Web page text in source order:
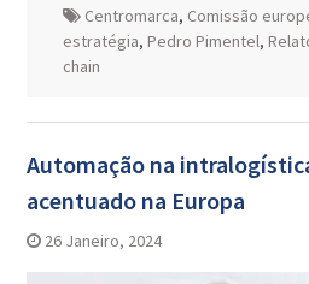
Centromarca, Comissão
estratégia, Pedro Pimentel,
chain
Automação na
acentuado na Europa
26 Janeiro, 2024